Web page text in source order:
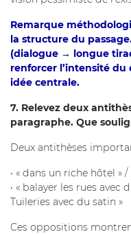
Remarque
la structure du
(dialogue → longue
renforcer l’intensité
idée centrale.
7. Relevez deux
paragraphe. Que
Deux antithèses
• « dans un riche hôtel »
• « balayer les rues avec
Tuileries avec du satin »
Ces oppositions